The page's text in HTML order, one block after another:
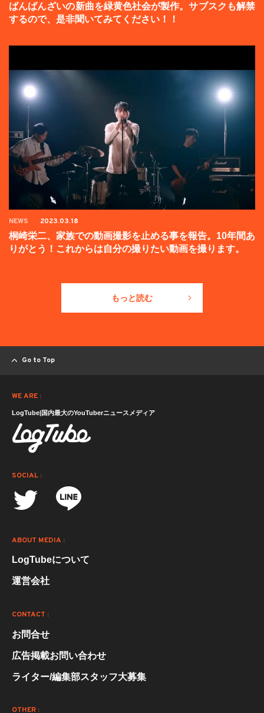
ばんばんざいの新曲を緑黄色社会が製作。サブスクも解禁
するので、是非聞いてみてください！！
NEWS 2023.03.18
桐崎栄二、家族での動画撮影を止める事を報告。10年間あ
りがとう！これからは自分の撮りたい動画を撮ります。
もっと読む
Go to Top
WE ARE :
LogTube|国内最大のYouTuberニュースメディア
SOCIAL :
ABOUT MEDIA :
LogTubeについて
運営会社
CONTACT :
お問合せ
広告掲載お問い合わせ
ライター/編集部スタッフ大募集
OTHER :